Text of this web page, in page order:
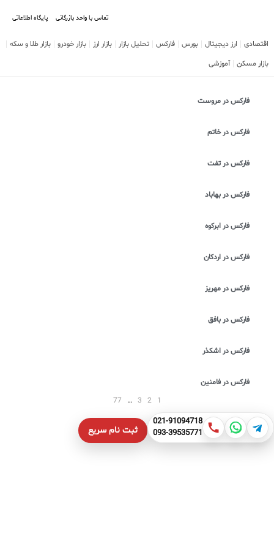
تماس با واحد بازرگانی پایگاه اطلاعاتی
اقتصادی ارز دیجیتال بورس فارکس تحلیل بازار بازار ارز بازار خودرو
بازار طلا و سکه
بازار مسکن
آموزشی
فارکس در مروست
فارکس در خاتم
فارکس در تفت
فارکس در بهاباد
فارکس در ابرکوه
فارکس در اردکان
فارکس در مهریز
فارکس در بافق
فارکس در اشکذر
فارکس در فامنین
1
2
3
…
77
021-91094718
093-39535771
ثبت نام سریع